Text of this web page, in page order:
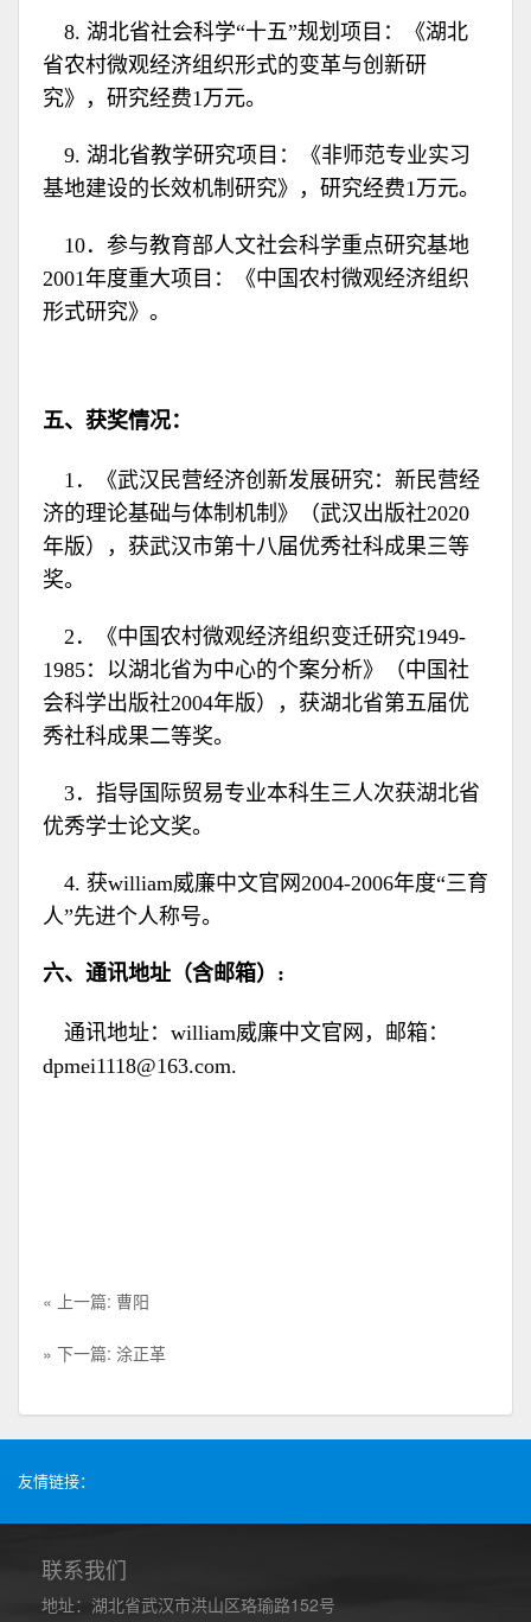
8. 湖北省社会科学“十五”规划项目：《湖北
省农村微观经济组织形式的变革与创新研
究》，研究经费1万元。
9. 湖北省教学研究项目：《非师范专业实习
基地建设的长效机制研究》，研究经费1万元。
10．参与教育部人文社会科学重点研究基地
2001年度重大项目：《中国农村微观经济组织
形式研究》。
五、获奖情况：
1．《武汉民营经济创新发展研究：新民营经
济的理论基础与体制机制》（武汉出版社2020
年版），获武汉市第十八届优秀社科成果三等
奖。
2．《中国农村微观经济组织变迁研究1949-
1985：以湖北省为中心的个案分析》（中国社
会科学出版社2004年版），获湖北省第五届优
秀社科成果二等奖。
3．指导国际贸易专业本科生三人次获湖北省
优秀学士论文奖。
4. 获william威廉中文官网2004-2006年度“三育
人”先进个人称号。
六、通讯地址（含邮箱）:
通讯地址：william威廉中文官网，邮箱：
dpmei1118@163.com.
« 上一篇: 曹阳
» 下一篇: 涂正革
友情链接：
联系我们
地址：湖北省武汉市洪山区珞瑜路152号